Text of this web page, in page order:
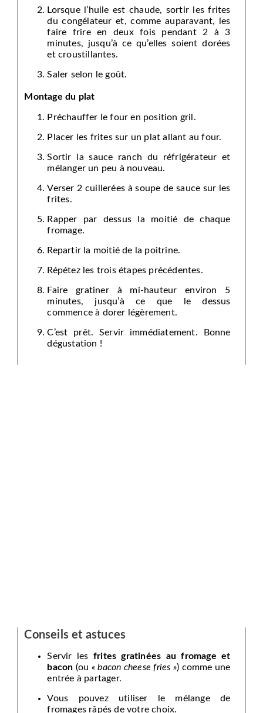
Lorsque l’huile est chaude, sortir les frites
du congélateur et, comme auparavant, les
faire frire en deux fois pendant 2 à 3
minutes, jusqu’à ce qu’elles soient dorées
et croustillantes.
Saler selon le goût.
Montage du plat
Préchauffer le four en position gril.
Placer les frites sur un plat allant au four.
Sortir la sauce ranch du réfrigérateur et
mélanger un peu à nouveau.
Verser 2 cuillerées à soupe de sauce sur les
frites.
Rapper par dessus la moitié de chaque
fromage.
Repartir la moitié de la poitrine.
Répétez les trois étapes précédentes.
Faire gratiner à mi-hauteur environ 5
minutes, jusqu’à ce que le dessus
commence à dorer légèrement.
C’est prêt. Servir immédiatement. Bonne
dégustation !
Conseils et astuces
Servir les frites gratinées au fromage et
bacon (ou « bacon cheese fries ») comme une
entrée à partager.
Vous pouvez utiliser le mélange de
fromages râpés de votre choix.